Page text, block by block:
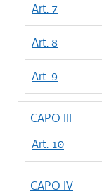
Art. 7
Art. 8
Art. 9
CAPO III
Art. 10
CAPO IV